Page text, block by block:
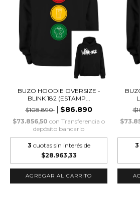
BUZO HOODIE OVERSIZE -
BLINK 182 (ESTAMP...
$108.890
$86.890
$73.856,50 con Transferencia o
depósito bancario
3 cuotas sin interés de
$28.963,33
AGREGAR AL CARRITO
3